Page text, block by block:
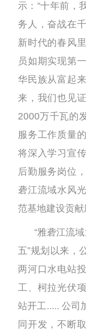
示：“十年前，
务人，奋战在
新时代的春风
员如期实现第
华民族从富起
来，我们也见
2000万千瓦的
服务工作质量
将深入学习宣
后勤服务岗位
砻江流域水风
范基地建设贡献
“雅砻江流
五”规划以来，
两河口水电站
工、柯拉光伏
站开工..... 公司
同开发，不断